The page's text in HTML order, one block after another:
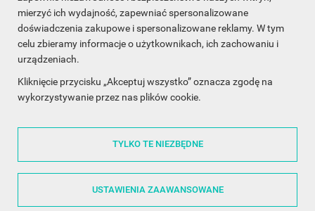
mierzyć ich wydajność, zapewniać spersonalizowane
doświadczenia zakupowe i spersonalizowane reklamy. W tym
celu zbieramy informacje o użytkownikach, ich zachowaniu i
urządzeniach.
Kliknięcie przycisku „Akceptuj wszystko” oznacza zgodę na
wykorzystywanie przez nas plików cookie.
TYLKO TE NIEZBĘDNE
USTAWIENIA ZAAWANSOWANE
INFORMACJE
OBSŁUGA KLIENTA
WSPÓŁPRACA
ŚLEDŹ NAS NA FACEBOOKU
Made with❤in Poland